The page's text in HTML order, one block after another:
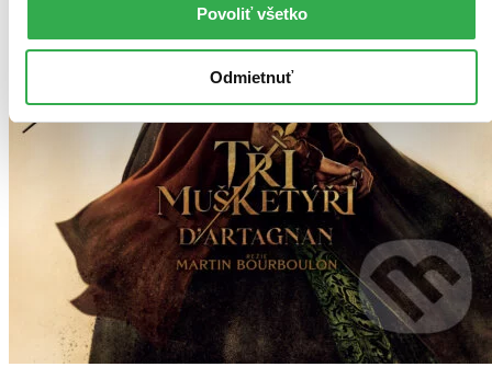
Povoliť všetko
Odmietnuť